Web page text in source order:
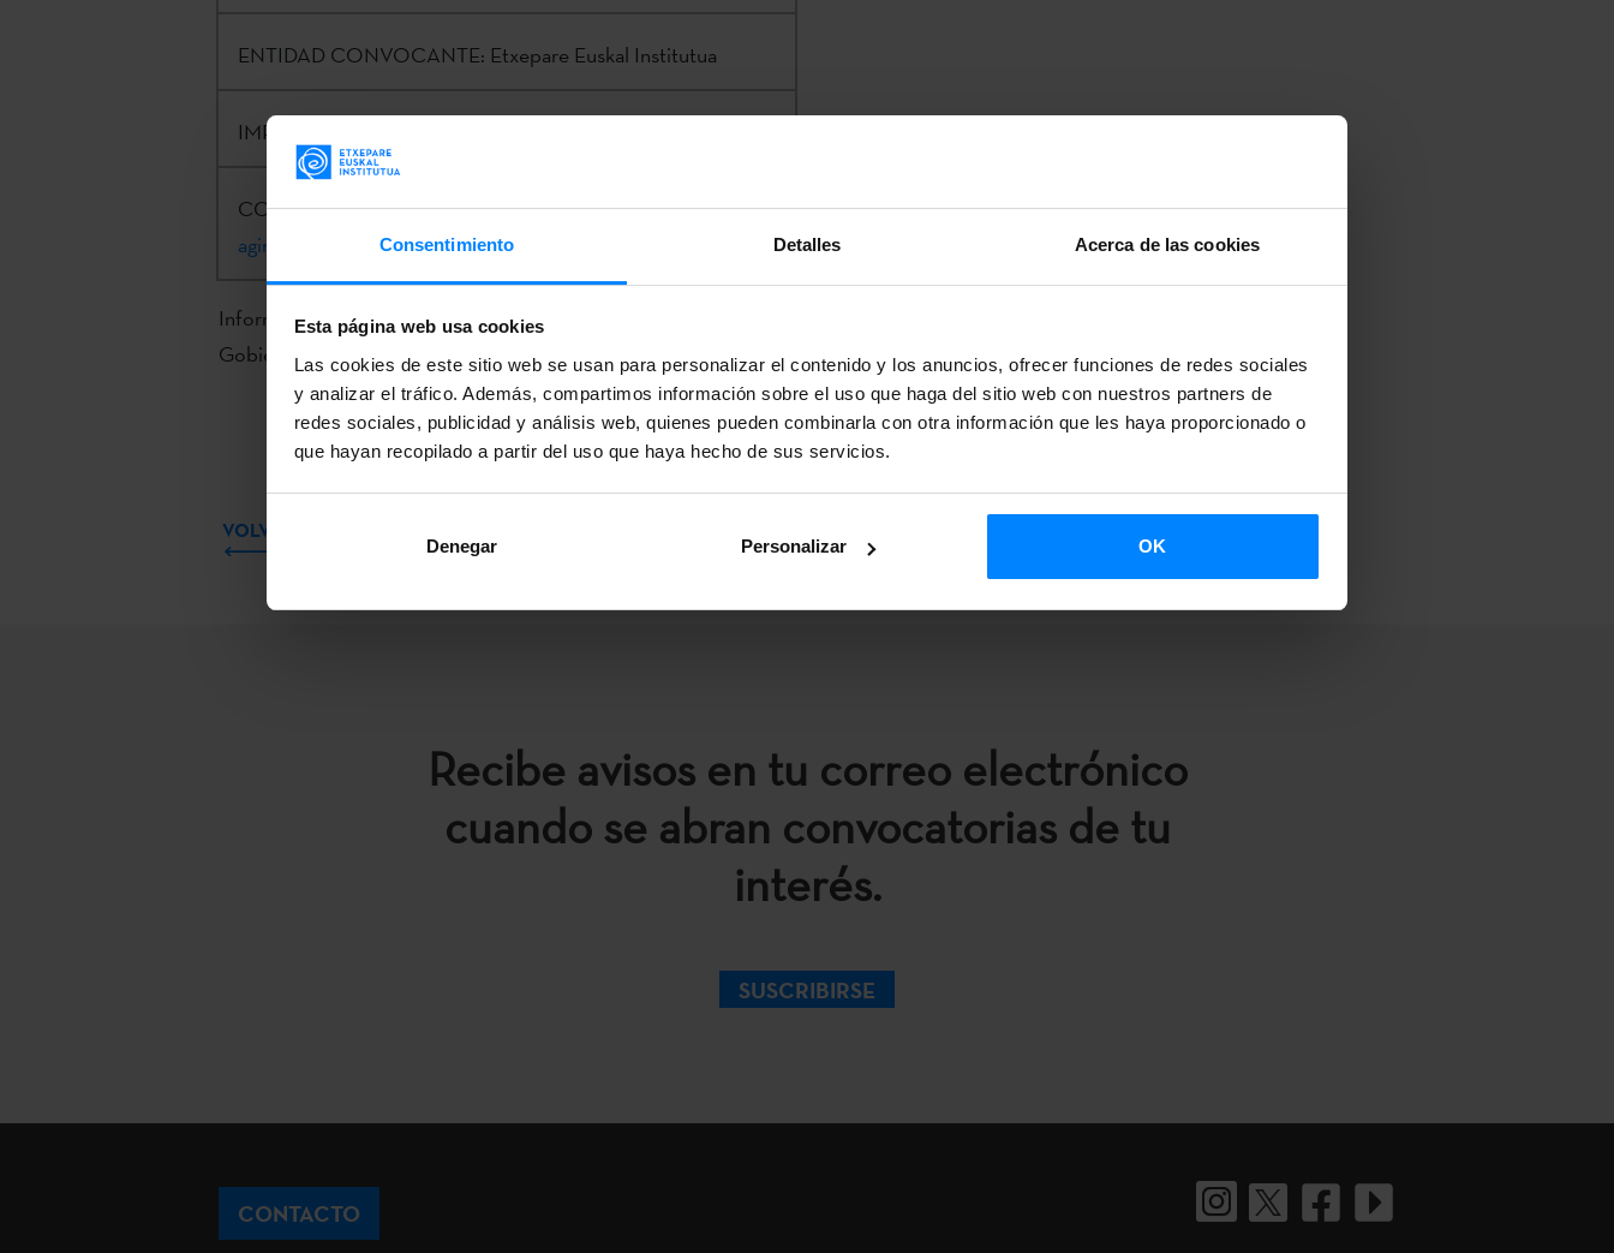
Consentimiento Detalles Acerca de las cookies
Esta página web usa cookies
Las cookies de este sitio web se usan para personalizar el contenido y los anuncios, ofrecer funciones de redes sociales
y analizar el tráfico. Además, compartimos información sobre el uso que haga del sitio web con nuestros partners de
redes sociales, publicidad y análisis web, quienes pueden combinarla con otra información que les haya proporcionado o
que hayan recopilado a partir del uso que haya hecho de sus servicios.
Denegar Personalizar OK
ENTIDAD CONVOCANTE: Etxepare Euskal Institutua
IMPORTE:
CONTACTO:Alex Aginagalde |a-
aginagaldelopez@etxepare.eus| +34 943 023 406
Información completa e inscripción en la
Gobierno Vasco.
VOLVER
Recibe avisos en tu correo electrónico
cuando se abran convocatorias de tu
interés.
SUSCRIBIRSE
CONTACTO